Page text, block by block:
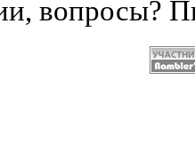
вопросы?